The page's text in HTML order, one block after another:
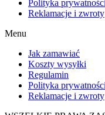
Polityka prywatności
Reklamacje i zwroty
Menu
Jak zamawiać
Koszty wysyłki
Regulamin
Polityka prywatności
Reklamacje i zwroty